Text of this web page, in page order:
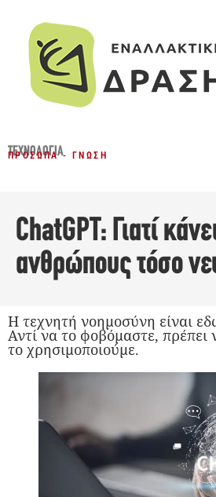
ΤΕΧΝΟΛΟΓΊΑ
ΠΡΌΣΩΠΑ - ΓΝΏΣΗ
ChatGPT: Γιατί
ανθρώπους τόσο
Η τεχνητή νοημοσύνη είναι
Αντί να το φοβόμαστε,
το χρησιμοποιούμε.